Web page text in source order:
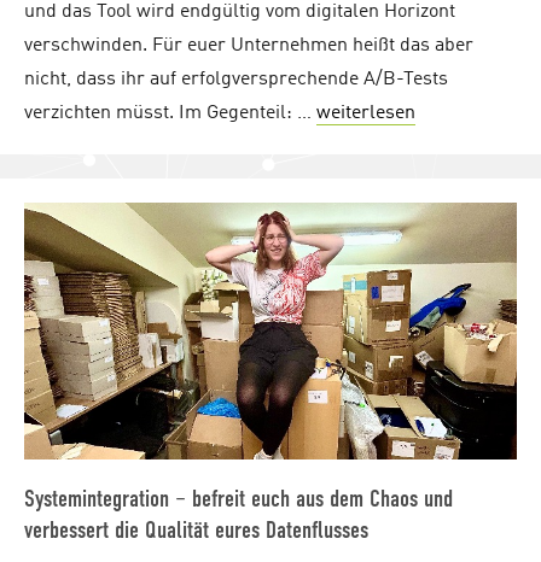
und das Tool wird endgültig vom digitalen Horizont
verschwinden. Für euer Unternehmen heißt das aber
nicht, dass ihr auf erfolgversprechende A/B-Tests
verzichten müsst. Im Gegenteil: … weiterlesen
Systemintegration – befreit euch aus dem Chaos und
verbessert die Qualität eures Datenflusses